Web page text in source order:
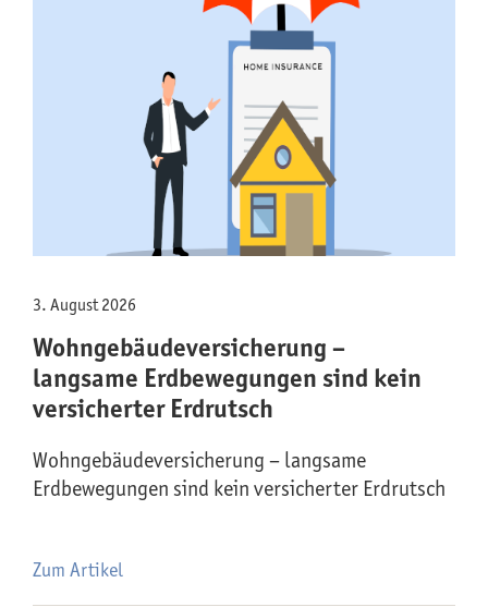
3. August 2026
Wohngebäude­versicherung –
langsame Erdbewegungen sind kein
versicherter Erdrutsch
Wohngebäude­versicherung – langsame
Erdbewegungen sind kein versicherter Erdrutsch
Zum Artikel